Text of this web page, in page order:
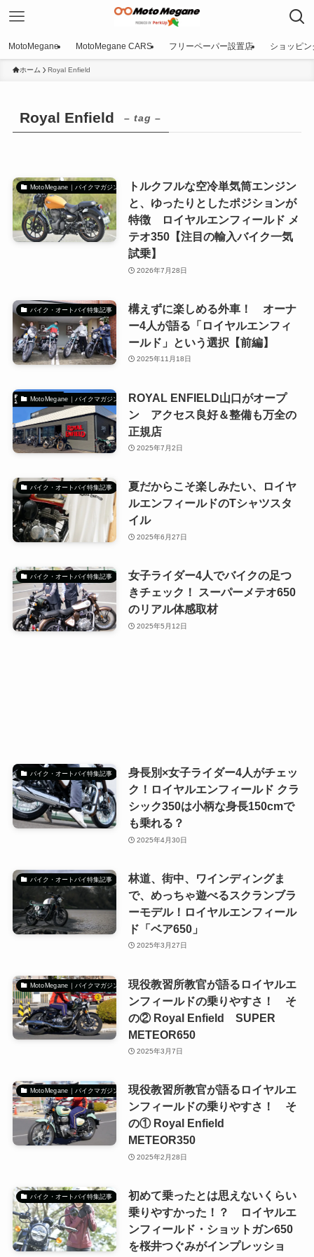
MotoMegane MotoMegane CARS フリーペーパー設置店 ショッピン
ホーム Royal Enfield
Royal Enfield – tag –
MotoMegane｜バイクマガジン
トルクフルな空冷単気筒エンジン
と、ゆったりとしたポジションが
特徴 ロイヤルエンフィールド メ
テオ350【注目の輸入バイク一気
試乗】
2026年7月28日
バイク・オートバイ特集記事
構えずに楽しめる外車！ オーナ
ー4人が語る「ロイヤルエンフィ
ールド」という選択【前編】
2025年11月18日
MotoMegane｜バイクマガジン
ROYAL ENFIELD山口がオープ
ン アクセス良好＆整備も万全の
正規店
2025年7月2日
バイク・オートバイ特集記事
夏だからこそ楽しみたい、ロイヤ
ルエンフィールドのTシャツスタ
イル
2025年6月27日
バイク・オートバイ特集記事
女子ライダー4人でバイクの足つ
きチェック！ スーパーメテオ650
のリアル体感取材
2025年5月12日
バイク・オートバイ特集記事
身長別×女子ライダー4人がチェッ
ク！ロイヤルエンフィールド クラ
シック350は小柄な身長150cmで
も乗れる？
2025年4月30日
バイク・オートバイ特集記事
林道、街中、ワインディングま
で、めっちゃ遊べるスクランブラ
ーモデル！ロイヤルエンフィール
ド「ベア650」
2025年3月27日
MotoMegane｜バイクマガジン
現役教習所教官が語るロイヤルエ
ンフィールドの乗りやすさ！ そ
の② Royal Enfield SUPER
METEOR650
2025年3月7日
MotoMegane｜バイクマガジン
現役教習所教官が語るロイヤルエ
ンフィールドの乗りやすさ！ そ
の① Royal Enfield
METEOR350
2025年2月28日
バイク・オートバイ特集記事
初めて乗ったとは思えないくらい
乗りやすかった！？ ロイヤルエ
ンフィールド・ショットガン650
を桜井つぐみがインプレッショ